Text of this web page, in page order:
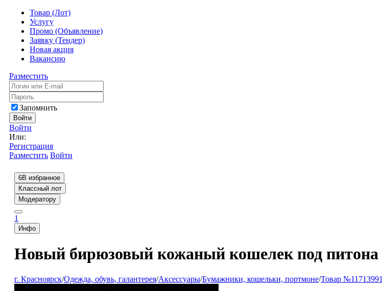
Товар (Лот)
Услугу
Промо (Объявление)
Заявку (Тендер)
Новая акция
Вакансию
Разместить
Запомнить
Войти
Войти
Или:
Регистрация
Разместить Войти
6В избранное
Классный лот
Модератору
1
Инфо
Новый бирюзовый кожаный кошелек под питона
г. Красноярск/Одежда, обувь, галантерея/Аксессуары/Бумажники, кошельки, портмоне/Товар №11713991